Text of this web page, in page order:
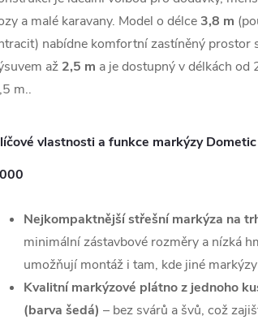
a malé karavany. Model o délce3,8 m
nabídne komfortní zastíněný prostor
až 2,5 m a je dostupný v délkách od
m..
vlastnosti a funkce markýzy
Nejkompaktnější střešní markýza na
minimální zástavbové rozměry a nízká
umožňují montáž i tam, kde jiné
Kvalitní markýzové plátno z jednoho
(barva šedá) – bez svárů a švů, což